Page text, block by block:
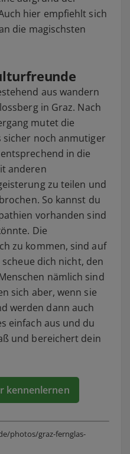
hier empfiehlt sich
die magischsten
aus wandern
in Graz. Nach
mutet die
sicher noch anmutiger
in die
anderen
zu teilen und
So kannst du
vorhanden sind
Die
zu kommen, sind auf
dich nicht, den
nämlich sind
sich aber, wenn sie
werden dann auch
einfach aus und du
und bereichert dein
kennenlernen
photos/graz-fernglas-